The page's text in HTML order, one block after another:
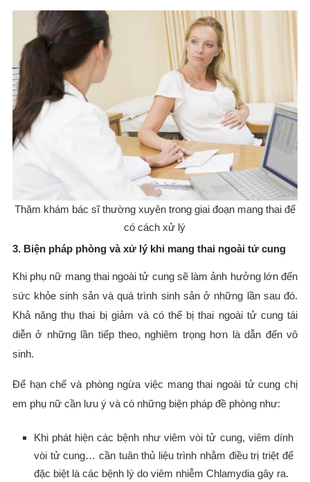
Thăm khám bác sĩ thường xuyên trong giai đoạn mang thai để
có cách xử lý
3. Biện pháp phòng và xử lý khi mang thai ngoài tử cung
Khi phụ nữ mang thai ngoài tử cung sẽ làm ảnh hưởng lớn đến
sức khỏe sinh sản và quá trình sinh sản ở những lần sau đó.
Khả năng thụ thai bị giảm và có thể bị thai ngoài tử cung tái
diễn ở những lần tiếp theo, nghiêm trọng hơn là dẫn đến vô
sinh.
Để hạn chế và phòng ngừa việc mang thai ngoài tử cung chị
em phụ nữ cần lưu ý và có những biện pháp đề phòng như:
Khi phát hiện các bệnh như viêm vòi tử cung, viêm dính
vòi tử cung… cần tuân thủ liệu trình nhằm điều trị triệt để
đặc biệt là các bệnh lý do viêm nhiễm Chlamydia gây ra.